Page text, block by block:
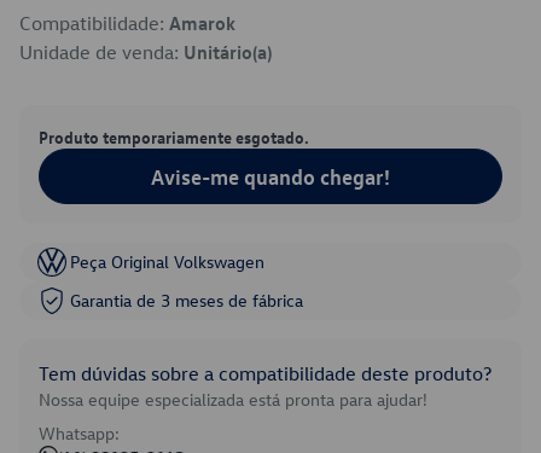
Compatibilidade: Amarok
Unidade de venda: Unitário(a)
Produto temporariamente esgotado.
Avise-me quando chegar!
Peça Original Volkswagen
Garantia de 3 meses de fábrica
Tem dúvidas sobre a compatibilidade deste produto?
Nossa equipe especializada está pronta para ajudar!
Whatsapp: